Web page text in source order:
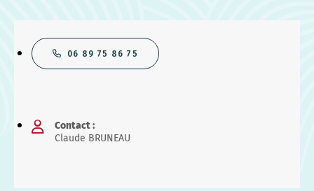
06 89 75 86 75
Contact :
Claude BRUNEAU